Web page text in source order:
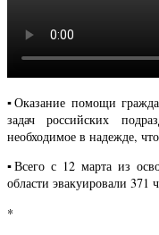
▪️Оказание помощи
задач российских
необходимое в надежде,
▪️Всего с 12 марта из
области эвакуировали 371
*